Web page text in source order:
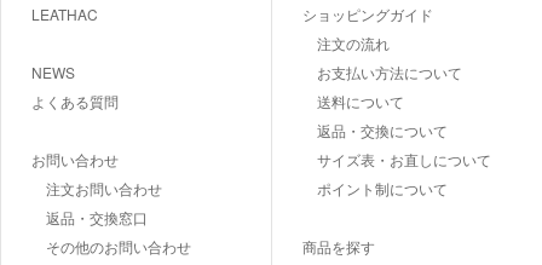
LEATHAC
NEWS
よくある質問
お問い合わせ
注文お問い合わせ
返品・交換窓口
その他のお問い合わせ
ショッピングガイド
注文の流れ
お支払い方法について
送料について
返品・交換について
サイズ表・お直しについて
ポイント制について
商品を探す